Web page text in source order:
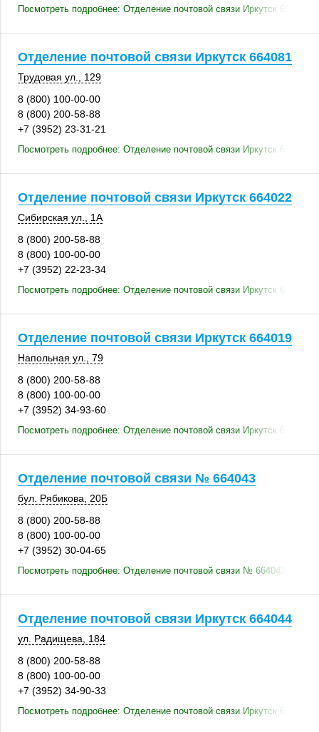
Посмотреть подробнее: Отделение почтовой связи Иркутск 664011
Отделение почтовой связи Иркутск 664081
Трудовая ул.
129
8 (800) 100-00-00
8 (800) 200-58-88
+7 (3952) 23-31-21
Посмотреть подробнее: Отделение почтовой связи Иркутск 664081
Отделение почтовой связи Иркутск 664022
Сибирская ул., 1А
8 (800) 200-58-88
8 (800) 100-00-00
+7 (3952) 22-23-34
Посмотреть подробнее: Отделение почтовой связи Иркутск 664022
Отделение почтовой связи Иркутск 664019
Напольная ул., 79
8 (800) 200-58-88
8 (800) 100-00-00
+7 (3952) 34-93-60
Посмотреть подробнее: Отделение почтовой связи Иркутск 664019
Отделение почтовой связи № 664043
бул. Рябикова
20Б
8 (800) 200-58-88
8 (800) 100-00-00
+7 (3952) 30-04-65
Посмотреть подробнее: Отделение почтовой связи № 664043
Отделение почтовой связи Иркутск 664044
ул. Радищева
184
8 (800) 200-58-88
8 (800) 100-00-00
+7 (3952) 34-90-33
Посмотреть подробнее: Отделение почтовой связи Иркутск 664044